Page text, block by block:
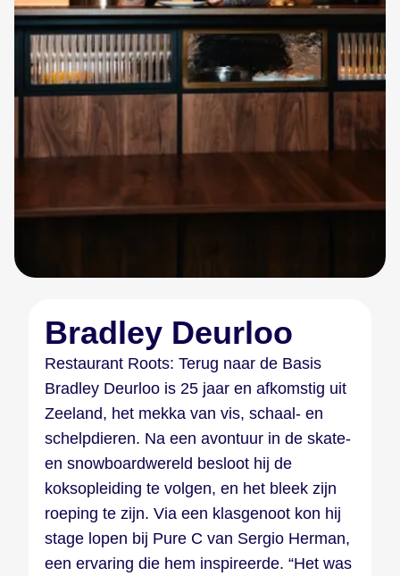
Bradley Deurloo
Restaurant Roots: Terug naar de Basis
Bradley Deurloo is 25 jaar en afkomstig uit
Zeeland, het mekka van vis, schaal- en
schelpdieren. Na een avontuur in de skate-
en snowboardwereld besloot hij de
koksopleiding te volgen, en het bleek zijn
roeping te zijn. Via een klasgenoot kon hij
stage lopen bij Pure C van Sergio Herman,
een ervaring die hem inspireerde. “Het was